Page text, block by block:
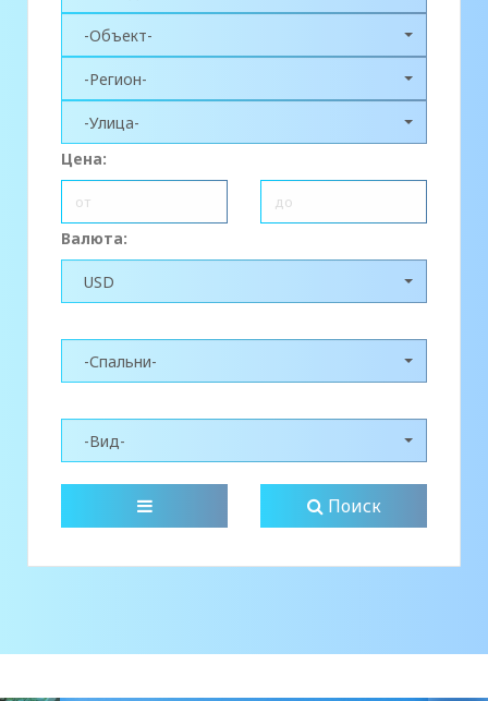
-Объект-
-Регион-
-Улица-
Цена:
Валюта:
USD
-Спальни-
-Вид-
Поиск